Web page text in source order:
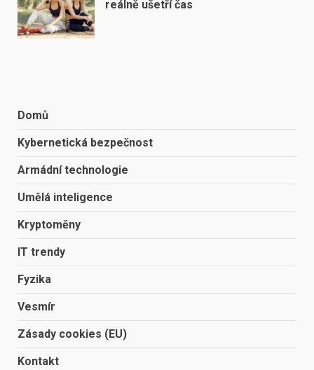
reálně ušetří čas
Domů
Kybernetická bezpečnost
Armádní technologie
Umělá inteligence
Kryptoměny
IT trendy
Fyzika
Vesmír
Zásady cookies (EU)
Kontakt